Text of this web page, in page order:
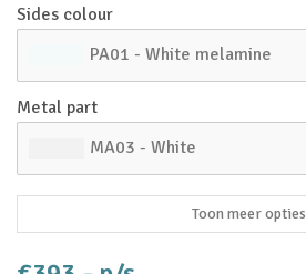
Sides colour
PA01 - White melamine
Metal part
MA03 - White
Toon meer opties